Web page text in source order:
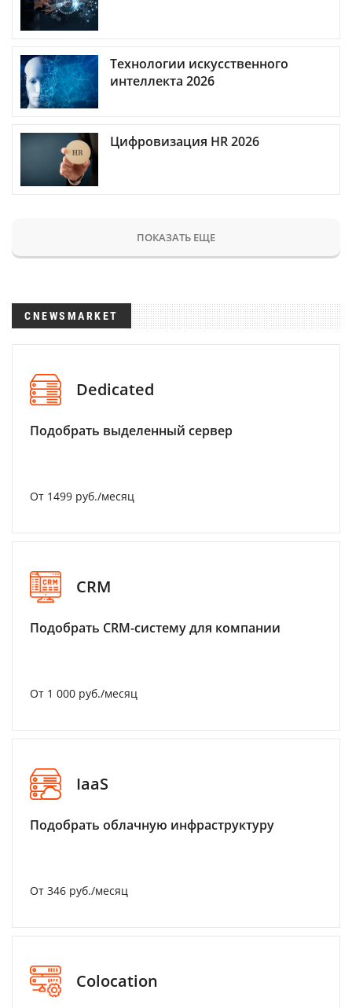
Технологии искусственного
интеллекта 2026
Цифровизация HR 2026
ПОКАЗАТЬ ЕЩЕ
CNEWSMARKET
Dedicated
Подобрать выделенный сервер
От 1499 руб./месяц
CRM
Подобрать CRM-систему для компании
От 1 000 руб./месяц
IaaS
Подобрать облачную инфраструктуру
От 346 руб./месяц
Colocation